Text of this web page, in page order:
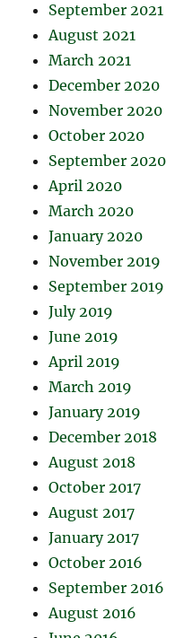
September 2021
August 2021
March 2021
December 2020
November 2020
October 2020
September 2020
April 2020
March 2020
January 2020
November 2019
September 2019
July 2019
June 2019
April 2019
March 2019
January 2019
December 2018
August 2018
October 2017
August 2017
January 2017
October 2016
September 2016
August 2016